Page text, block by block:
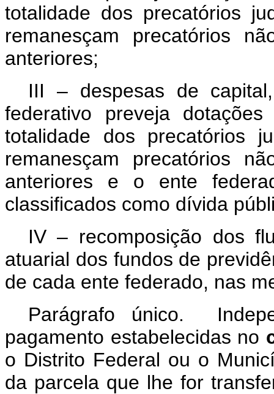
totalidade dos precatórios
remanesçam precatórios
anteriores;
III – despesas de
federativo preveja
totalidade dos precatórios
remanesçam precatórios
anteriores e o ente
classificados como dívida
IV – recomposição dos
atuarial dos fundos de
de cada ente federado, nas
Parágrafo único.
pagamento estabelecidas no
o Distrito Federal ou o
da parcela que lhe for